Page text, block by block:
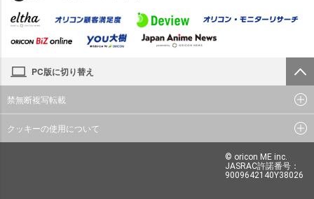
PC版に切り替え
禁無断複写転載
クッキーの使用について
© oricon ME inc.
JASRAC許諾番号：
9009642140Y38026